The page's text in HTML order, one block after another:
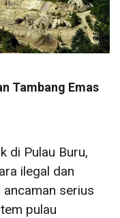
Tambang Emas
di Pulau Buru,
ilegal dan
serius
pulau